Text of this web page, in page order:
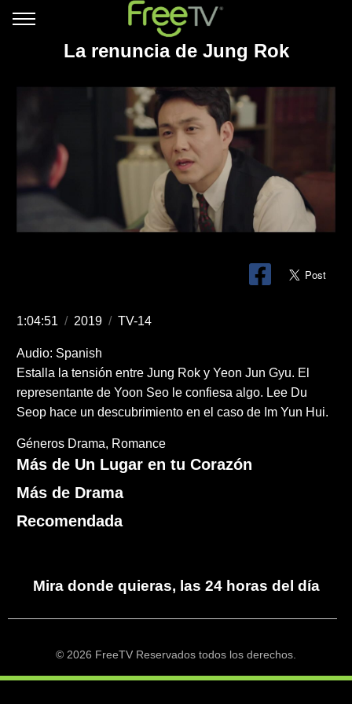
La renuncia de Jung Rok
1:04:51 / 2019 / TV-14
Audio: Spanish
Estalla la tensión entre Jung Rok y Yeon Jun Gyu. El
representante de Yoon Seo le confiesa algo. Lee Du
Seop hace un descubrimiento en el caso de Im Yun Hui.
Géneros Drama Romance
Más de Un Lugar en tu Corazón
Más de Drama
Recomendada
Mira donde quieras, las 24 horas del día
© 2026 FreeTV Reservados todos los derechos.